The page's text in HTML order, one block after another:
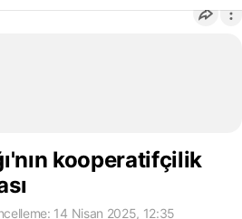
kooperatifçilik
14 Nisan 2025, 12:35